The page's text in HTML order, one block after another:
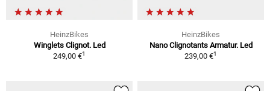
HeinzBikes
Winglets Clignot. Led
249,00 €1
HeinzBikes
Nano Clignotants Armatur. Led
239,00 €1